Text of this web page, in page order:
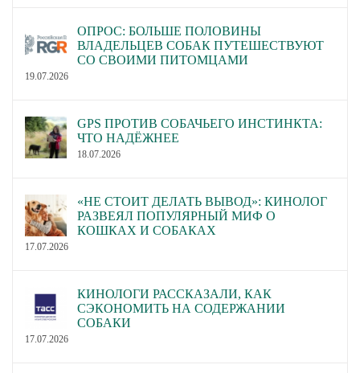
ОПРОС: БОЛЬШЕ ПОЛОВИНЫ
ВЛАДЕЛЬЦЕВ СОБАК ПУТЕШЕСТВУЮТ
СО СВОИМИ ПИТОМЦАМИ
19.07.2026
GPS ПРОТИВ СОБАЧЬЕГО ИНСТИНКТА:
ЧТО НАДЁЖНЕЕ
18.07.2026
«НЕ СТОИТ ДЕЛАТЬ ВЫВОД»: КИНОЛОГ
РАЗВЕЯЛ ПОПУЛЯРНЫЙ МИФ О
КОШКАХ И СОБАКАХ
17.07.2026
КИНОЛОГИ РАССКАЗАЛИ, КАК
СЭКОНОМИТЬ НА СОДЕРЖАНИИ
СОБАКИ
17.07.2026